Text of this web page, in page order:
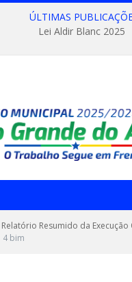
ÚLTIMAS
Lei Aldir Blanc 2025
Relatório Resumido da
4 bim